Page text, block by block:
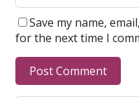
Save my name,
for the next time I